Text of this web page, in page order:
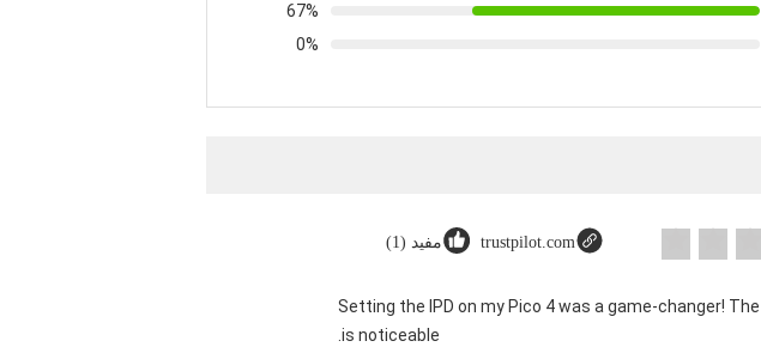
67%
0%
trustpilot.com مفید (1)
"Setting the IPD on my Pico 4 was a game-changer!
is noticeable.